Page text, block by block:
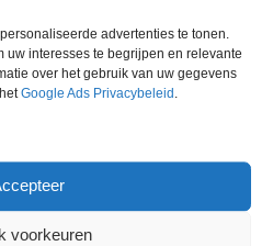
advertenties te tonen.
uw interesses te begrijpen en relevante
over het gebruik van uw gegevens
Google Ads Privacybeleid .
voorkeuren
Voorraad